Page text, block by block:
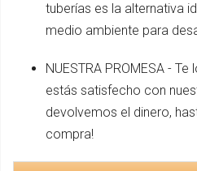
tuberías es la alternativa
medio ambiente para
NUESTRA PROMESA -
estás satisfecho con
devolvemos el dinero,
compra!